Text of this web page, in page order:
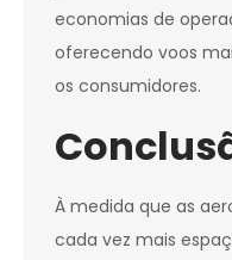
economias de
oferecendo voos
os consumidores.
À medida que as
cada vez mais